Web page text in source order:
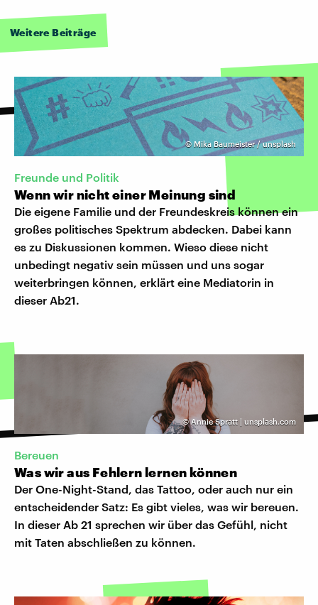
Weitere Beiträge
© Mika Baumeister / unsplash
Freunde und Politik
Wenn wir nicht einer Meinung sind
Die eigene Familie und der Freundeskreis können ein
großes politisches Spektrum abdecken. Dabei kann
es zu Diskussionen kommen. Wieso diese nicht
unbedingt negativ sein müssen und uns sogar
weiterbringen können, erklärt eine Mediatorin in
dieser Ab21.
©Annie Spratt | unsplash.com
Bereuen
Was wir aus Fehlern lernen können
Der One-Night-Stand, das Tattoo, oder auch nur ein
entscheidender Satz: Es gibt vieles, was wir bereuen.
In dieser Ab 21 sprechen wir über das Gefühl, nicht
mit Taten abschließen zu können.